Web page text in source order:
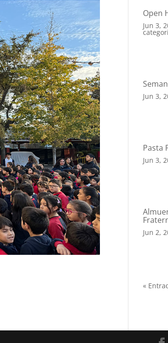
Open
Jun 3,
Jun 3,
Pasta
Jun 3,
Jun 2,
«